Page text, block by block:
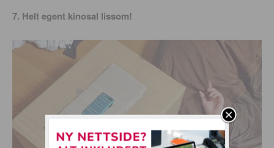
7. Helt egent kinosal lissom!